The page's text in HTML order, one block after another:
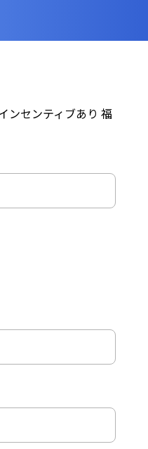
ンセンティブあり 福